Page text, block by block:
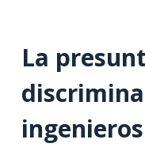
o
n
La